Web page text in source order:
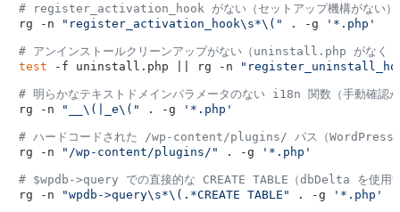
# register_activation_hook がない（セットアップ機構がない）
rg -n
"register_activation_hook\s*\(" . -g '*.php'
# アンインストールクリーンアップがない（uninstall.php が
test -f uninstall.php || rg -n
# 明らかなテキストドメインパラメータのない i18n 関数（手動確認
rg -n
"__\(|_e\(" . -g '*.php'
# ハードコードされた /wp-content/plugins/ パス（WordPress イ
rg -n
"/wp-content/plugins/" . -g '*.php'
# $wpdb->query での直接的な CREATE TABLE（dbDelta を使用
rg -n
"wpdb->query\s*\(.*CREATE TABLE" . -g '*.php'